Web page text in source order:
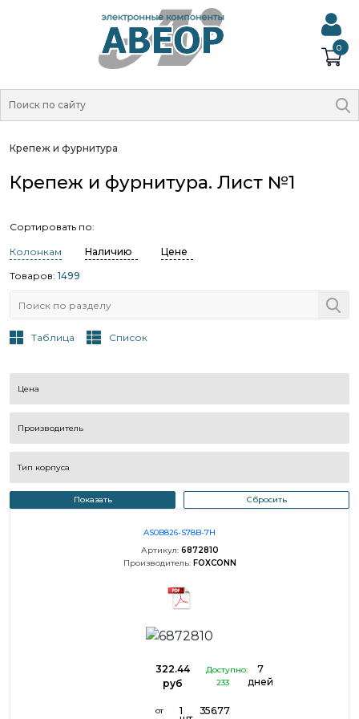
0
Крепеж и фурнитура
Крепеж и фурнитура. Лист №1
Сортировать по:
Колонкам Наличию
Цене
Товаров: 1499
Таблица Список
Цена
Производитель
Тип корпуса
Показать Сбросить
AS0B826-S78B-7H
Артикул: 6872810
Производитель: FOXCONN
322.44
руб
Доступно:
233
7
дней
от
1
356.77